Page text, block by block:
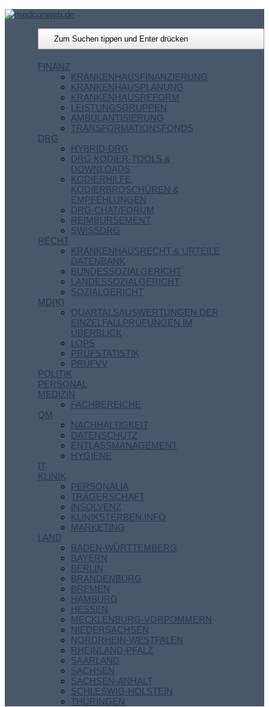
FINANZ
KRANKENHAUSFINANZIERUNG
KRANKENHAUSPLANUNG
KRANKENHAUSREFORM
LEISTUNGSGRUPPEN
AMBULANTISIERUNG
TRANSFORMATIONSFONDS
DRG
HYBRID-DRG
DRG KODIER-TOOLS &
DOWNLOADS
KODIERHILFE,
KODIERBROSCHÜREN &
EMPFEHLUNGEN
DRG-CHAT/FORUM
REIMBURSEMENT
SWISSDRG
RECHT
KRANKENHAUSRECHT & URTEILE
DATENBANK
BUNDESSOZIALGERICHT
LANDESSOZIALGERICHT
SOZIALGERICHT
MD(K)
QUARTALSAUSWERTUNGEN DER
EINZELFALLPRÜFUNGEN IM
ÜBERBLICK
LOPS
PRÜFSTATISTIK
PRÜFVV
POLITIK
PERSONAL
MEDIZIN
FACHBEREICHE
QM
NACHHALTIGKEIT
DATENSCHUTZ
ENTLASSMANAGEMENT
HYGIENE
IT
KLINIK
PERSONALIA
TRÄGERSCHAFT
INSOLVENZ
KLINIKSTERBEN.INFO
MARKETING
LAND
BADEN-WÜRTTEMBERG
BAYERN
BERLIN
BRANDENBURG
BREMEN
HAMBURG
HESSEN
MECKLENBURG-VORPOMMERN
NIEDERSACHSEN
NORDRHEIN-WESTFALEN
RHEINLAND-PFALZ
SAARLAND
SACHSEN
SACHSEN-ANHALT
SCHLESWIG-HOLSTEIN
THÜRINGEN